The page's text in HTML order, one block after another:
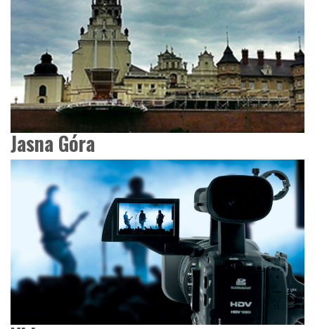
Jasna Góra